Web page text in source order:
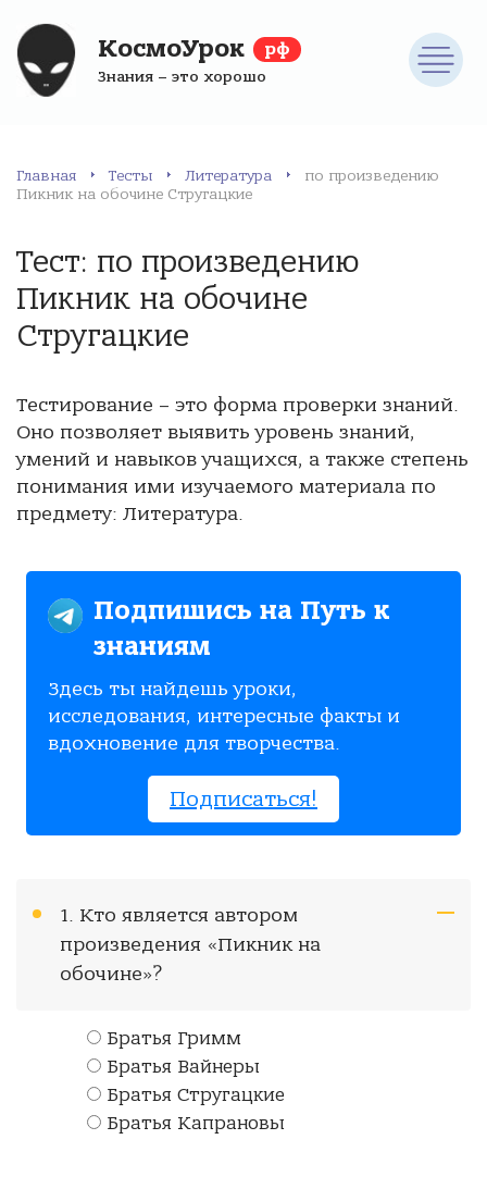
КосмоУрок рф
Знания – это хорошо
Главная Тесты Литература
по произведению
Пикник на обочине Стругацкие
Тест: по произведению
Пикник на обочине
Стругацкие
Тестирование – это форма проверки знаний.
Оно позволяет выявить уровень знаний,
умений и навыков учащихся, а также степень
понимания ими изучаемого материала по
предмету: Литература.
Подпишись на Путь к
знаниям
Здесь ты найдешь уроки,
исследования, интересные факты и
вдохновение для творчества.
Подписаться!
1. Кто является автором
произведения «Пикник на
обочине»?
Братья Гримм
Братья Вайнеры
Братья Стругацкие
Братья Капрановы